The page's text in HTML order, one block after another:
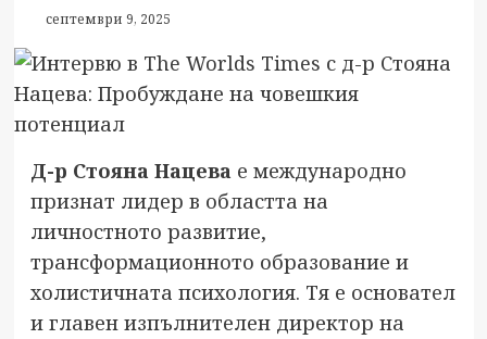
септември 9, 2025
Д-р Стояна Нацевае международно
признат лидер в областта на
личностното развитие,
трансформационното образование и
холистичната психология. Тя е основател
и главен изпълнителен директор на